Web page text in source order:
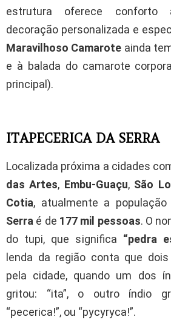
estrutura oferece conforto
decoração personalizada e
Maravilhoso Camarote ainda
e à balada do camarote
principal).
ITAPECERICA DA SERRA
Localizada próxima a cidades
das Artes, Embu-Guaçu, São
Cotia, atualmente a população
Serra é de 177 mil pessoas. O
do tupi, que significa “pedra
lenda da região conta que
pela cidade, quando um dos
gritou: “ita”, o outro índio
“pecerica!”, ou “pycyryca!”.